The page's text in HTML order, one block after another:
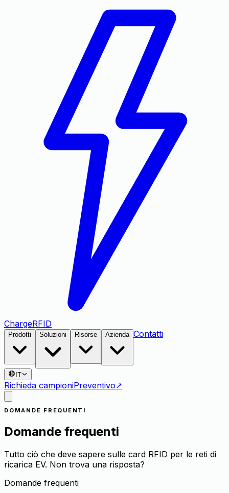
ChargeRFID
Prodotti Soluzioni Risorse Azienda Contatti
IT
Richieda campioniPreventivo↗
DOMANDE FREQUENTI
Domande frequenti
Tutto ciò che deve sapere sulle card RFID per le reti di
ricarica EV. Non trova una risposta?
Domande frequenti